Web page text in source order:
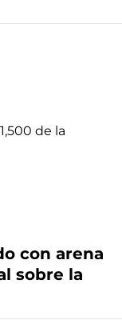
con arena
sobre la